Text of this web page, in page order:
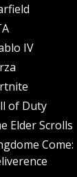
IV
of Duty
Elder Scrolls
Come: